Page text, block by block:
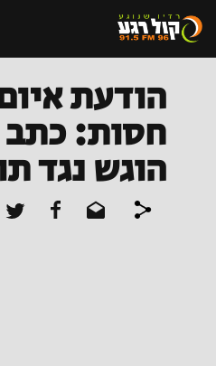
הודעת
חסות: כתב
הוגש נגד